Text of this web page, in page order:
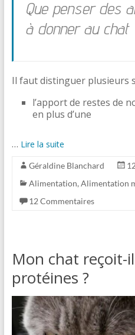
Que penser des
à donner au chat
Il faut distinguer plusieurs
l’apport de restes de
en plus d’une
… Lire la suite
Géraldine Blanchard
Alimentation,Alimentation
12 Commentaires
Mon chat reçoit-
protéines ?